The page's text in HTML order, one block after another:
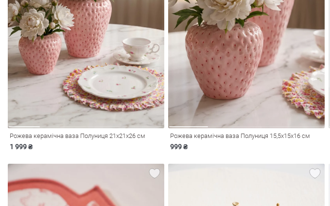
СарафаниНа
Рожева керамічна ваза Полуниця 21х21х26 см
1 999 ₴
Рожева керамічна ваза Полуниця 15,5х15х16 см
999 ₴